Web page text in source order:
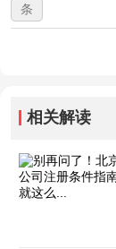
条
相关解读